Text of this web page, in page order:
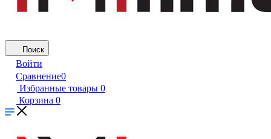
Поиск
Войти
Сравнение0
Избранные товары 0
Корзина 0